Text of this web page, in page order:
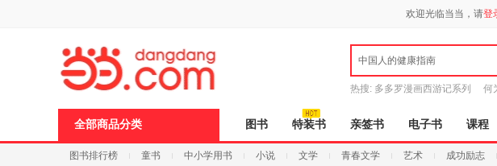
欢迎光临当当，请登
中国人的健康指南
热搜: 多多罗漫画西游记系列 何
全部商品分类 图书 特装书 亲签书 电子书 课程
图书排行榜 童书 中小学用书 小说 文学 青春文学 艺术 成功励志
页